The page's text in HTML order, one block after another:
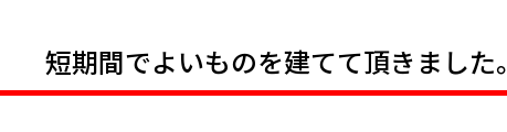
短期間でよいものを建てて頂きました。